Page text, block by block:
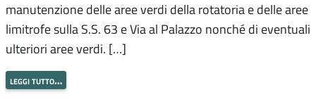
manutenzione delle aree verdi della rotatoria e delle aree
limitrofe sulla S.S. 63 e Via al Palazzo nonché di eventuali
ulteriori aree verdi. […]
leggi tutto…